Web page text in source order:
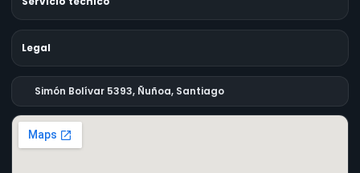
Legal
Simón Bolívar 5393, Ñuñoa, Santiago